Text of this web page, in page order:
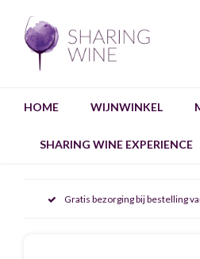
HOME WIJNWINKEL
SHARING WINE EXPERIENCE
Gratis bezorging bij bestelling